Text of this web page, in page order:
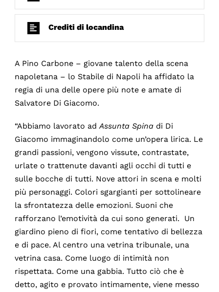
Crediti di locandina
A Pino Carbone – giovane talento della scena
napoletana – lo Stabile di Napoli ha affidato la
regia di una delle opere più note e amate di
Salvatore Di Giacomo.
“Abbiamo lavorato ad Assunta Spinadi Di
Giacomo immaginandolo come un’opera lirica. Le
grandi passioni, vengono vissute, contrastate,
urlate o trattenute davanti agli occhi di tutti e
sulle bocche di tutti. Nove attori in scena e molti
più personaggi. Colori sgargianti per sottolineare
la sfrontatezza delle emozioni. Suoni che
rafforzano l’emotività da cui sono generati. Un
giardino pieno di fiori, come tentativo di bellezza
e di pace. Al centro una vetrina tribunale, una
vetrina casa. Come luogo di intimità non
rispettata. Come una gabbia. Tutto ciò che è
detto, agito e provato intimamente, viene messo